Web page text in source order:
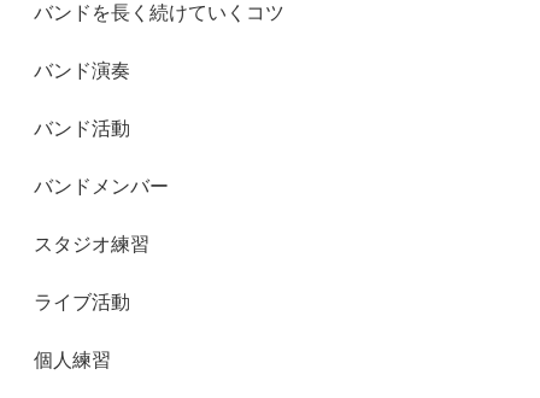
バンドを長く続けていくコツ
バンド演奏
バンド活動
バンドメンバー
スタジオ練習
ライブ活動
個人練習